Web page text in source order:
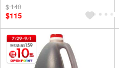
$ 140
$115